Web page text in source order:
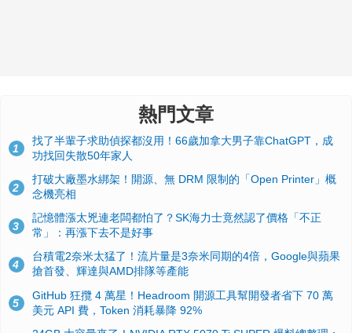
熱門文章
1
找了半輩子求助偵探都沒用！66歲加拿大男子靠ChatGPT，成
功找回失散50年家人
2
打破大廠墨水綁架！開源、無 DRM 限制的「Open Printer」概
念機亮相
3
記憶體漲太兇連老闆都怕了？SK海力士竟然認了價格「不正
常」：再漲下去不是好事
4
台積電2奈米太猛了！流片量是3奈米同期的4倍，Google與蘋果
搶首發、輝達與AMD排隊等產能
5
GitHub 狂攬 4 萬星！Headroom 開源工具幫開發者省下 70 萬
美元 API 費，Token 消耗暴降 92%